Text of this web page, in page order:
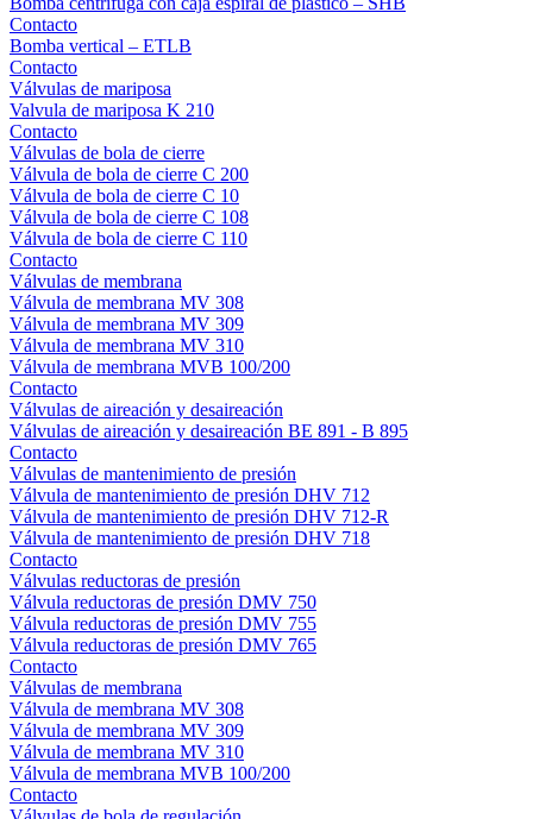
Contacto
Bomba vertical – ETLB
Contacto
Válvulas de mariposa
Valvula de mariposa K 210
Contacto
Válvulas de bola de cierre
Válvula de bola de cierre C 200
Válvula de bola de cierre C 10
Válvula de bola de cierre C 108
Válvula de bola de cierre C 110
Contacto
Válvulas de membrana
Válvula de membrana MV 308
Válvula de membrana MV 309
Válvula de membrana MV 310
Válvula de membrana MVB 100/200
Contacto
Válvulas de aireación y desaireación
Válvulas de aireación y desaireación BE 891 - B 895
Contacto
Válvulas de mantenimiento de presión
Válvula de mantenimiento de presión DHV 712
Válvula de mantenimiento de presión DHV 712-R
Válvula de mantenimiento de presión DHV 718
Contacto
Válvulas reductoras de presión
Válvula reductoras de presión DMV 750
Válvula reductoras de presión DMV 755
Válvula reductoras de presión DMV 765
Contacto
Válvulas de membrana
Válvula de membrana MV 308
Válvula de membrana MV 309
Válvula de membrana MV 310
Válvula de membrana MVB 100/200
Contacto